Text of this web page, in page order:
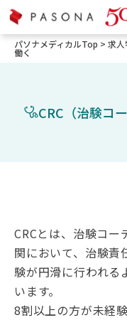
パソナメディカルTop > 求人
働く
CRC（治験コ
CRCとは、治験コ
関において、治験責
験が円滑に行われる
います。
8割以上の方が未経